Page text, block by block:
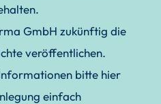
GmbH zukünftig die
veröffentlichen.
bitte hier
einfach